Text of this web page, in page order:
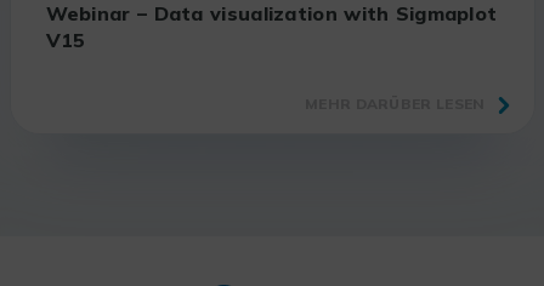
Webinar – Data visualization with Sigmaplot
V15